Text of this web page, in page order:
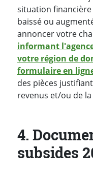
situation financière
baissé ou
annoncer votre
informant
votre région de
formulaire en
des pièces
revenus et/ou de
4.
subsides